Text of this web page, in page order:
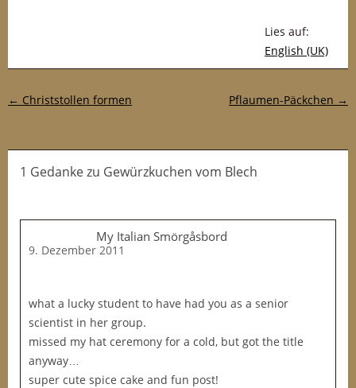
Lies auf:
English (UK)
Post-Navigation
← Christstollen formen Pflaumen-Päckchen →
1 Gedankezu Gewürzkuchen vom Blech
My Italian Smörgåsbord
9. Dezember 2011
what a lucky student to have had you as a senior
scientist in her group.
missed my hat ceremony for a cold, but got the title
anyway…
super cute spice cake and fun post!